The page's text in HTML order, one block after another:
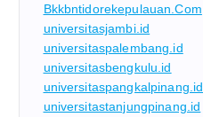
Bkkbntidorekepulauan.com
universitasjambi.id
universitaspalembang.id
universitasbengkulu.id
universitaspangkalpinang.id
universitastanjungpinang.id